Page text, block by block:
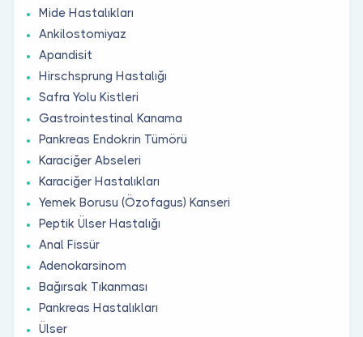
Mide Hastalıkları
Ankilostomiyaz
Apandisit
Hirschsprung Hastalığı
Safra Yolu Kistleri
Gastrointestinal Kanama
Pankreas Endokrin Tümörü
Karaciğer Abseleri
Karaciğer Hastalıkları
Yemek Borusu (Özofagus) Kanseri
Peptik Ülser Hastalığı
Anal Fissür
Adenokarsinom
Bağırsak Tıkanması
Pankreas Hastalıkları
Ülser